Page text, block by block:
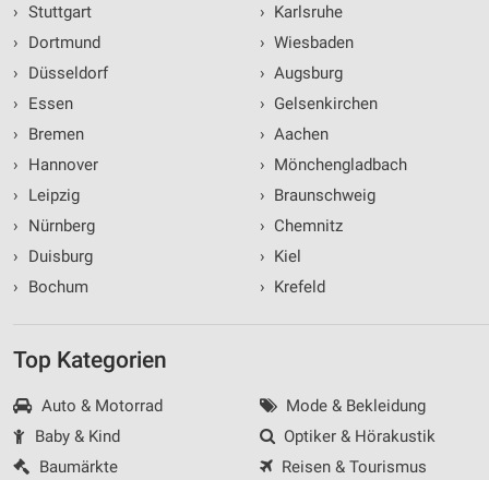
› Stuttgart
›
Dortmund
›
Düsseldorf
›
Essen
›
Bremen
›
Hannover
›
Leipzig
›
Nürnberg
›
Duisburg
›
Bochum
› Karlsruhe
› Wiesbaden
› Augsburg
› Gelsenkirchen
› Aachen
› Mönchengladbach
› Braunschweig
› Chemnitz
› Kiel
› Krefeld
Top Kategorien
Auto & Motorrad
Baby & Kind
Baumärkte
Mode & Bekleidung
Optiker & Hörakustik
Reisen & Tourismus